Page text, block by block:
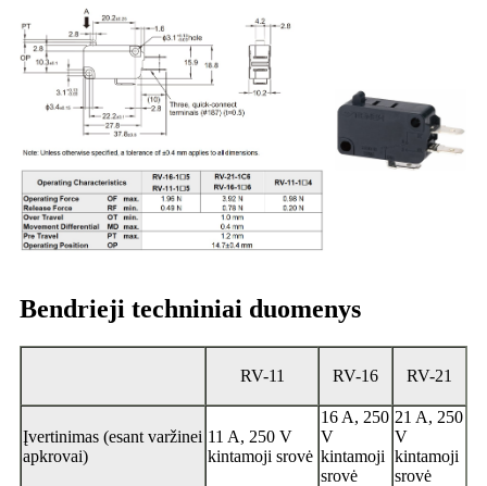
Bendrieji techniniai duomenys
RV-11 RV-16 RV-21
Įvertinimas (esant varžinei
apkrovai)
11 A, 250 V
kintamoji srovė
16 A, 250
V
kintamoji
srovė
21 A, 250
V
kintamoji
srovė